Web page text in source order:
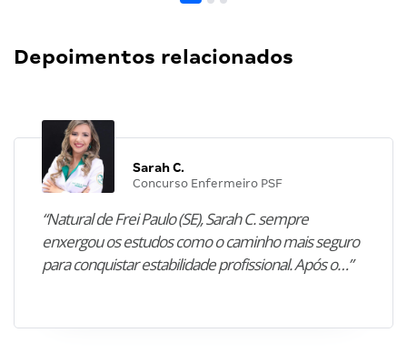
Depoimentos relacionados
Sarah C.
Concurso Enfermeiro PSF
“Natural de Frei Paulo (SE), Sarah C. sempre
enxergou os estudos como o caminho mais seguro
para conquistar estabilidade profissional. Após o…”